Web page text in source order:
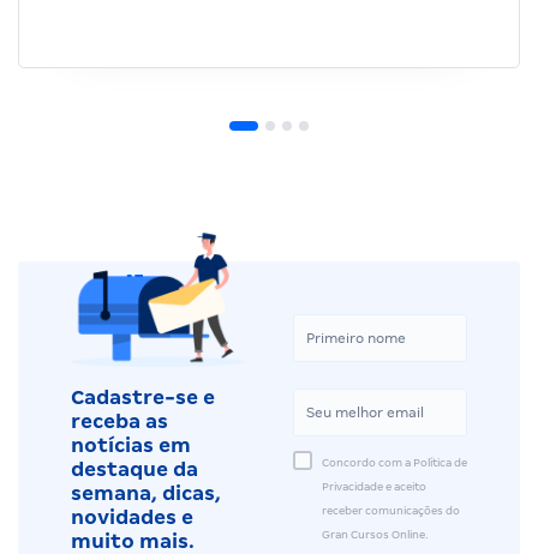
Cadastre-se e
receba as
notícias em
destaque da
semana, dicas,
novidades e
muito mais.
Concordo com a Política de
Privacidade e aceito
receber comunicações do
Gran Cursos Online.